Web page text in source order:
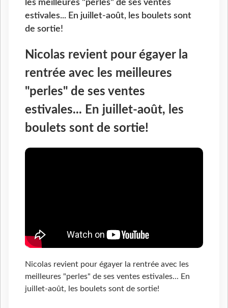
les meilleures "perles" de ses ventes
estivales... En juillet-août, les boulets sont
de sortie!
Nicolas revient pour égayer la
rentrée avec les meilleures
"perles" de ses ventes
estivales... En juillet-août, les
boulets sont de sortie!
Nicolas revient pour égayer la rentrée avec les
meilleures "perles" de ses ventes estivales... En
juillet-août, les boulets sont de sortie!